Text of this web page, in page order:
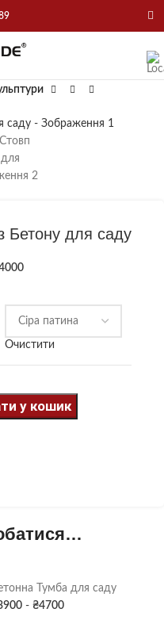
Бетону для саду
Очистити
у кошик
Тумба для саду
- ₴4700